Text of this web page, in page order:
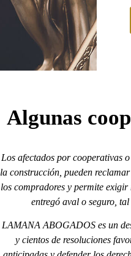
Algunas
Los afectados por cooperativas
la construcción, pueden
los compradores y permite
entregó aval o seguro,
LAMANA ABOGADOS es un
y cientos de resoluciones